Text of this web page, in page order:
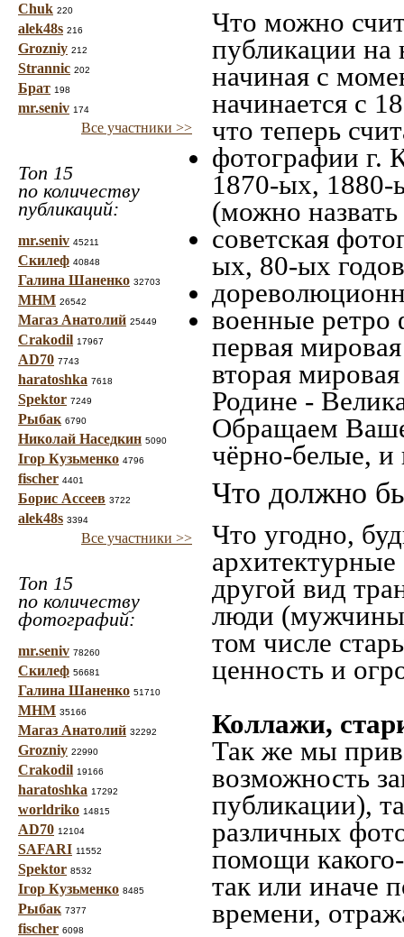
Chuk 220
alek48s 216
Grozniy 212
Strannic 202
Брат 198
mr.seniv 174
Все участники >>
Топ 15
по количеству
публикаций:
mr.seniv 45211
Скилеф 40848
Галина Шаненко 32703
МНМ 26542
Магаз Анатолий 25449
Crakodil 17967
AD70 7743
haratoshka 7618
Spektor 7249
Рыбак 6790
Николай Наседкин 5090
Ігор Кузьменко 4796
fischer 4401
Борис Ассеев 3722
alek48s 3394
Все участники >>
Топ 15
по количеству
фотографий:
mr.seniv 78260
Скилеф 56681
Галина Шаненко 51710
МНМ 35166
Магаз Анатолий 32292
Grozniy 22990
Crakodil 19166
haratoshka 17292
worldriko 14815
AD70 12104
SAFARI 11552
Spektor 8532
Ігор Кузьменко 8485
Рыбак 7377
fischer 6098
Что можно
публикации
начиная c
начинается с
что теперь
фотографии г.
1870-ых, 1880-
(можно
советская
ых, 80-ых
военные ретро
первая
вторая
Родине -
Обращаем
чёрно-белые, и
Что должно
Что угодно,
другой вид
люди
том числе
ценность и
Коллажи,
Так же мы
возможность
публикации),
различных
помощи
так или иначе
времени,